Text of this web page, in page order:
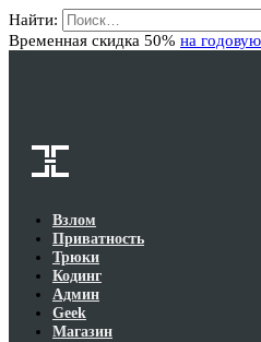
Найти:
Временная скидка 50% на
Взлом
Приватность
Трюки
Кодинг
Админ
Geek
Магазин